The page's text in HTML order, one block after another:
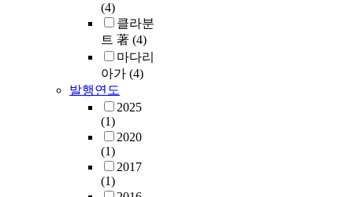
(4)
클라분
트 著 (4)
마다리
아가 (4)
발행연도
2025
(1)
2020
(1)
2017
(1)